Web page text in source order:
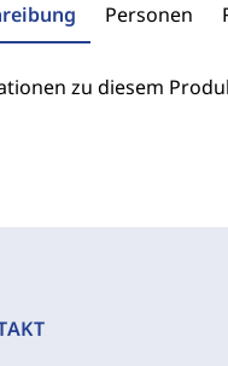
Personen
zu diesem